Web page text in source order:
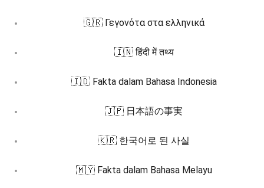
🇬🇷 Γεγονότα στα ελληνικά
🇮🇳 हिंदी में तथ्य
🇮🇩 Fakta dalam Bahasa Indonesia
🇯🇵 日本語の事実
🇰🇷 한국어로 된 사실
🇲🇾 Fakta dalam Bahasa Melayu